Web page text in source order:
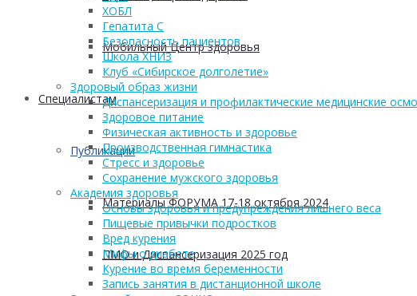
Мобильный Центр здоровья
Cпециалистам
Публикации
Материалы ФОРУМА 17-18 октября 2024
ПМО и Диспансеризация 2025 год
ХОБЛ
Гепатита С
Безопасность пациентов
Школа ХНИЗ
Клуб «Сибирское долголетие»
Здоровый образ жизни
Диспансеризация и профилактические медицинские
Здоровое питание
Физическая активность и здоровье
Производственная гимнастика
Стресс и здоровье
Сохранение мужского здоровья
Академия здоровья
Основы здоровья и предупреждения лишнего веса
Пищевые привычки подростков
Вред курения
Мифы о диабете
Курение во время беременности
Запись занятия в дистанционной школе